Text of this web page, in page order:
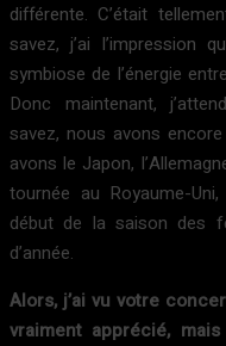
différente. C’était
savez, j’ai l’impression
symbiose de l’énergie
Donc maintenant,
savez, nous avons
avons le Japon,
tournée au Royaume-
début de la saison des
d’année.
Alors, j’ai vu votre
vraiment apprécié,